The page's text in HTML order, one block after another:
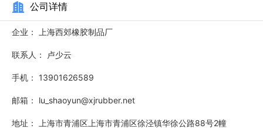
紫外线吸收剂等，提高材料的耐老化性能。长期老化研究的成
果应用于产品设计和材料选择，使产品在设计和选材阶段就充
生标准要求。
公司详情
企业： 上海西郊橡胶制品厂
联系人： 卢少云
手机： 13901626589
邮箱： lu_shaoyun@xjrubber.net
地址： 上海市青浦区上海市青浦区徐泾镇华徐公路88号2幢